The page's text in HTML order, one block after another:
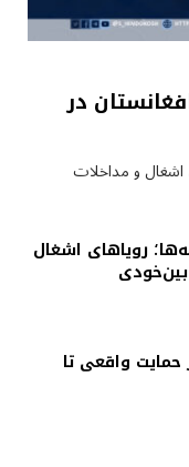
در
اشغال و مداخلات
رویاهای اشغال
واقعی تا